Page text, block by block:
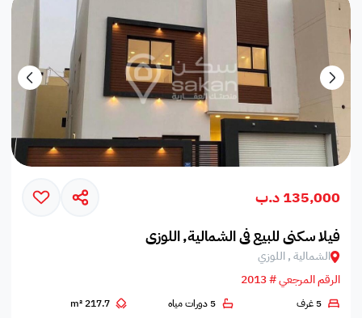
135,000 د.ب
فيلا سكني للبيع في الشمالية, اللوزي
الشمالية , اللوزي
الرقم المرجعي # 2013
5 غرف 5 دورات مياه 217.7 m²